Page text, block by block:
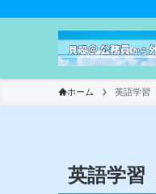
ホーム 英語学習
英語学習